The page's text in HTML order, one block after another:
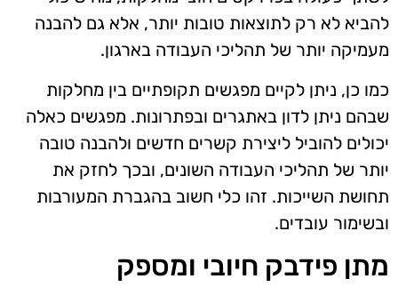
להביא לא רק לתוצאות טובות יותר, אלא גם להבנה
מעמיקה יותר של תהליכי העבודה בארגון.
כמו כן, ניתן לקיים מפגשים תקופתיים בין מחלקות
שבהם ניתן לדון באתגרים ובפתרונות. מפגשים כאלה
יכולים להוביל ליצירת קשרים חדשים ולהבנה טובה
יותר של תהליכי העבודה השונים, ובכך לחזק את
תחושת השייכות. זהו כלי חשוב בהגברת המעורבות
ובשימור עובדים.
מתן פידבק חיובי ומספק